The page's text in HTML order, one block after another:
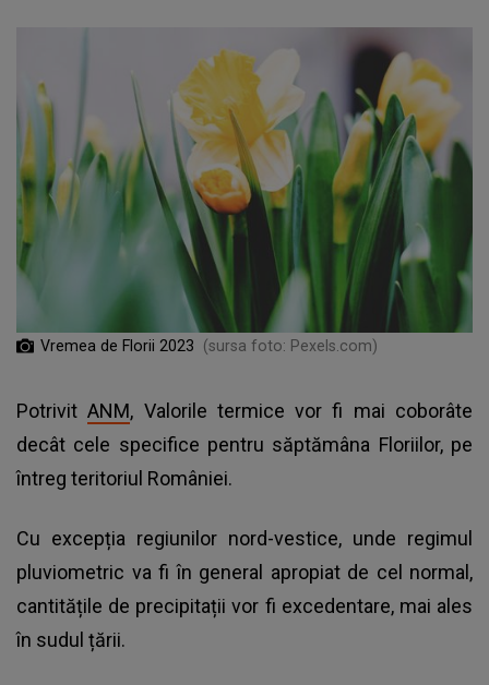
Vremea de Florii 2023 (sursa foto: Pexels.com)
PotrivitANM, Valorile termice vor fi mai coborâte
decât cele specifice pentru săptămâna Floriilor, pe
întreg teritoriul României.
Cu excepția regiunilor nord-vestice, unde regimul
pluviometric va fi în general apropiat de cel normal,
cantitățile de precipitații vor fi excedentare, mai ales
în sudul țării.